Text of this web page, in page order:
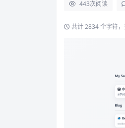
443次阅读
共计 2834 个字符，